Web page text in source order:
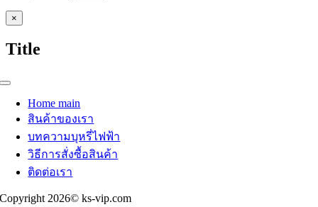
Close
product
view
×
Title
Toggle
NavigationHome main
สินค้าของเรา
บทความบุหรี่ไฟฟ้า
วิธีการสั่งซื้อสินค้า
ติดต่อเรา
Copyright 2026© ks-vip.com